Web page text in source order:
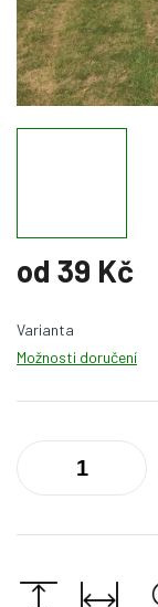
od 39 Kč
cena:
Varianta
Možnosti doručení